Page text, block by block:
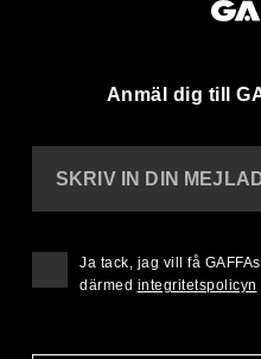
Anmäl dig till
SKRIV IN DIN
Ja tack, jag vill få
därmed integritetspolicyn